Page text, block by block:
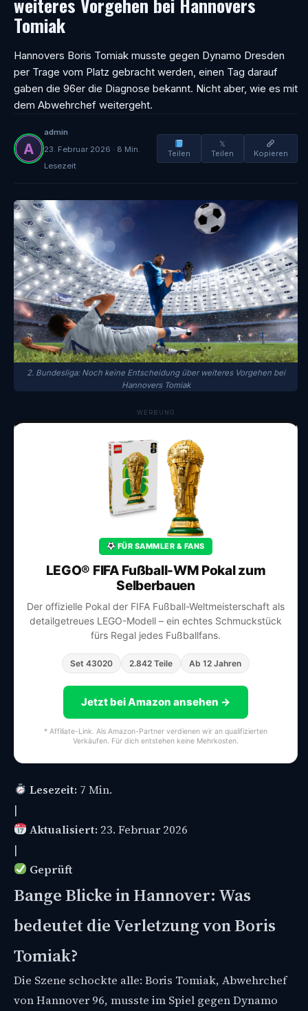
Tomiak
Hannovers Boris Tomiak musste gegen Dynamo Dresden
per Trage vom Platz gebracht werden, einen Tag darauf
gaben die 96er die Diagnose bekannt. Nicht aber, wie es mit
dem Abwehrchef weitergeht.
admin
23. Februar 2026 · 8 Min.
Lesezeit
Teilen
𝕏
Teilen
Kopieren
2. Bundesliga: Noch keine Entscheidung über weiteres Vorgehen bei
Hannovers Tomiak
WERBUNG
FÜR SAMMLER & FANS
LEGO® FIFA Fußball-WM Pokal zum
Selberbauen
Der offizielle Pokal der FIFA Fußball-Weltmeisterschaft als
detailgetreues LEGO-Modell – ein echtes Schmuckstück
fürs Regal jedes Fußballfans.
Set 43020 2.842 Teile Ab 12 Jahren
Jetzt bei Amazon ansehen →
* Affiliate-Link. Als Amazon-Partner verdienen wir an qualifizierten
Verkäufen. Für dich entstehen keine Mehrkosten.
Lesezeit:7 Min.
|
Aktualisiert:23. Februar 2026
|
Geprüft
Bange Blicke in Hannover: Was
bedeutet die Verletzung von Boris
Tomiak?
Die Szene schockte alle: Boris Tomiak, Abwehrchef
von Hannover 96, musste im Spiel gegen Dynamo